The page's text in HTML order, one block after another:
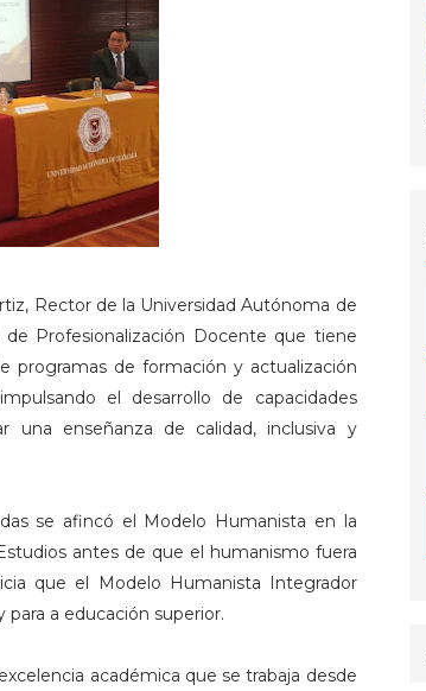
Rector de la Universidad Autónoma de
de Profesionalización Docente que tiene
programas de formación y actualización
el desarrollo de capacidades
una enseñanza de calidad, inclusiva y
se afincó el Modelo Humanista en la
antes de que el humanismo fuera
que el Modelo Humanista Integrador
para a educación superior.
académica que se trabaja desde